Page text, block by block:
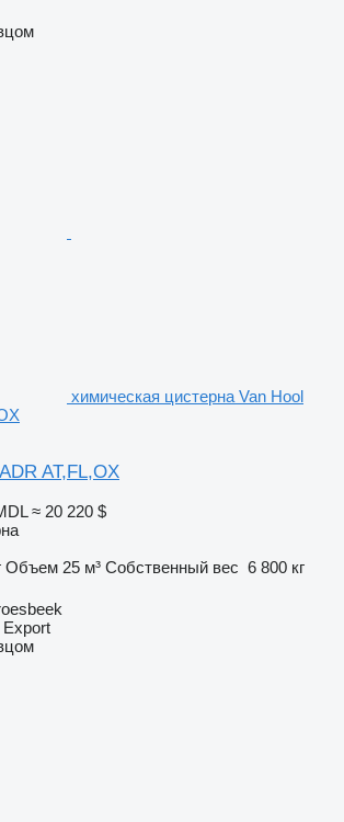
химическая цистерна Van Hool
AT,FL,OX
≈ 20 220 $
Объем 25 м³ Собственный вес 6 800 кг